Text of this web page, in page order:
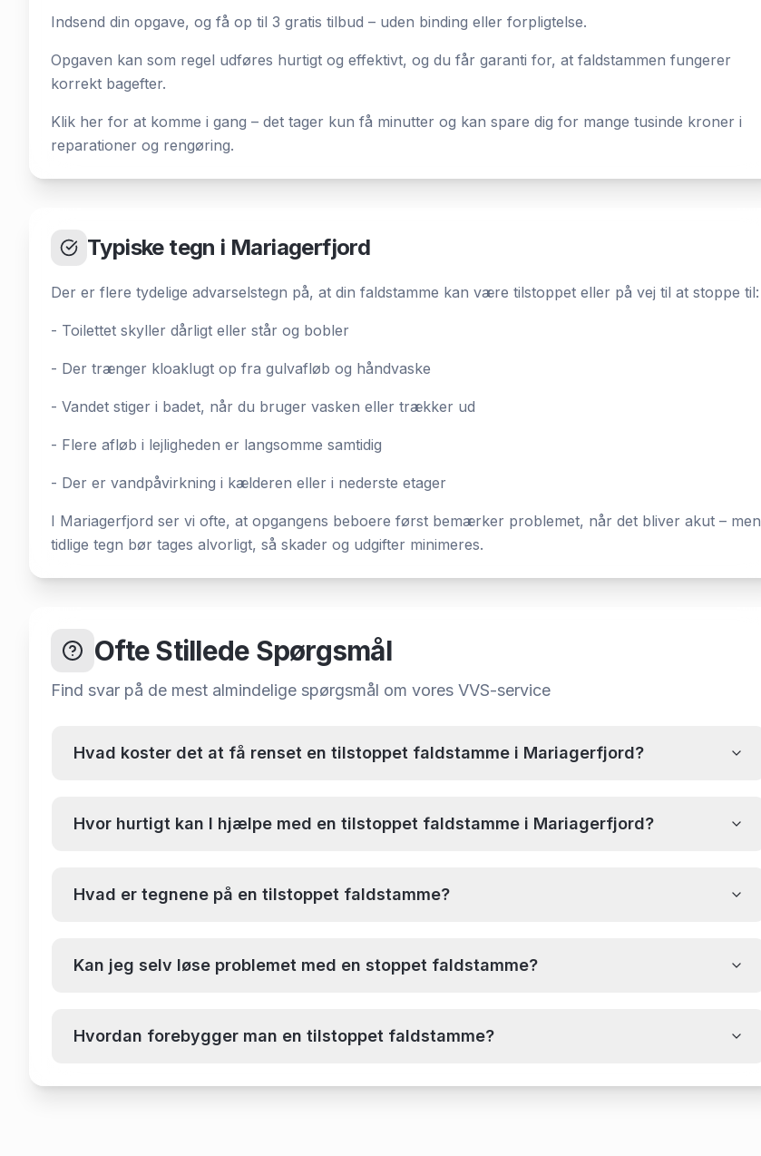
Indsend din opgave, og få op til 3 gratis tilbud – uden binding eller forpligtelse.
Opgaven kan som regel udføres hurtigt og effektivt, og du får garanti for, at faldstammen fungerer
korrekt bagefter.
Klik her for at komme i gang – det tager kun få minutter og kan spare dig for mange tusinde kroner i
reparationer og rengøring.
Typiske tegn i Mariagerfjord
Der er flere tydelige advarselstegn på, at din faldstamme kan være tilstoppet eller på vej til at stoppe til:
- Toilettet skyller dårligt eller står og bobler
- Der trænger kloaklugt op fra gulvafløb og håndvaske
- Vandet stiger i badet, når du bruger vasken eller trækker ud
- Flere afløb i lejligheden er langsomme samtidig
- Der er vandpåvirkning i kælderen eller i nederste etager
I Mariagerfjord ser vi ofte, at opgangens beboere først bemærker problemet, når det bliver akut – men
tidlige tegn bør tages alvorligt, så skader og udgifter minimeres.
Ofte Stillede Spørgsmål
Find svar på de mest almindelige spørgsmål om vores VVS-service
Hvad koster det at få renset en tilstoppet faldstamme i Mariagerfjord?
Hvor hurtigt kan I hjælpe med en tilstoppet faldstamme i Mariagerfjord?
Hvad er tegnene på en tilstoppet faldstamme?
Kan jeg selv løse problemet med en stoppet faldstamme?
Hvordan forebygger man en tilstoppet faldstamme?